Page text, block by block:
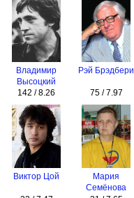
Владимир
Высоцкий
142 / 8.26
Рэй Брэдбери
75 / 7.97
Виктор Цой
Мария
Семёнова